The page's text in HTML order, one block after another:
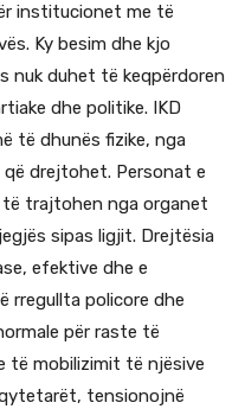
institucionet me të
Ky besim dhe kjo
nuk duhet të keqpërdoren
dhe politike. IKD
të dhunës fizike, nga
drejtohet. Personat e
trajtohen nga organet
sipas ligjit. Drejtësia
efektive dhe e
rregullta policore dhe
për raste të
të mobilizimit të njësive
tensionojnë